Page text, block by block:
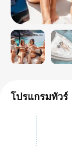
โปรแกรมทัวร์